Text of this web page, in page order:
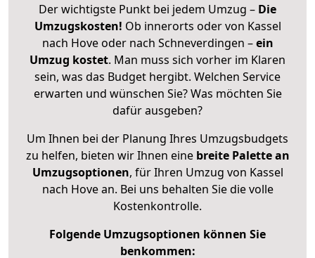
Der wichtigste Punkt bei jedem Umzug – Die
Umzugskosten! Ob innerorts oder von Kassel
nach Hove oder nach Schneverdingen –ein
Umzug kostet. Man muss sich vorher im Klaren
sein, was das Budget hergibt. Welchen Service
erwarten und wünschen Sie? Was möchten Sie
dafür ausgeben?
Um Ihnen bei der Planung Ihres Umzugsbudgets
zu helfen, bieten wir Ihnen eine breite Palette an
Umzugsoptionen, für Ihren Umzug von Kassel
nach Hove an. Bei uns behalten Sie die volle
Kostenkontrolle.
Folgende Umzugsoptionen können Sie
benkommen: